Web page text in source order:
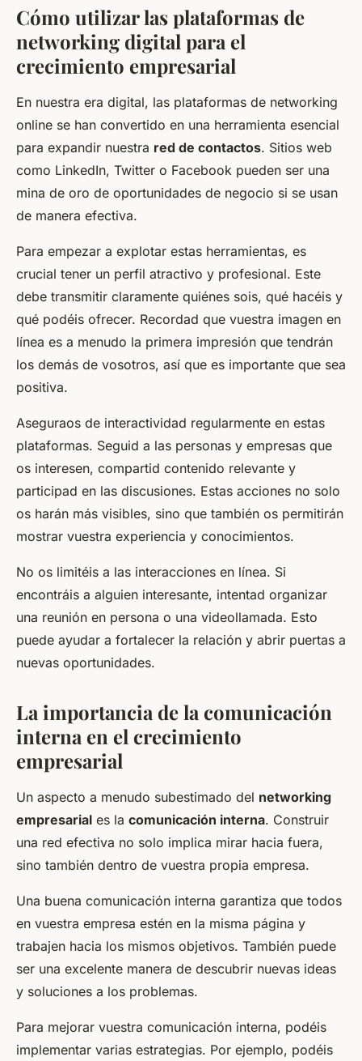
Cómo utilizar las plataformas de
networking digital para el
crecimiento empresarial
En nuestra era digital, las plataformas de networking
online se han convertido en una herramienta esencial
para expandir nuestra red de contactos. Sitios web
como LinkedIn, Twitter o Facebook pueden ser una
mina de oro de oportunidades de negocio si se usan
de manera efectiva.
Para empezar a explotar estas herramientas, es
crucial tener un perfil atractivo y profesional. Este
debe transmitir claramente quiénes sois, qué hacéis y
qué podéis ofrecer. Recordad que vuestra imagen en
línea es a menudo la primera impresión que tendrán
los demás de vosotros, así que es importante que sea
positiva.
Aseguraos de interactividad regularmente en estas
plataformas. Seguid a las personas y empresas que
os interesen, compartid contenido relevante y
participad en las discusiones. Estas acciones no solo
os harán más visibles, sino que también os permitirán
mostrar vuestra experiencia y conocimientos.
No os limitéis a las interacciones en línea. Si
encontráis a alguien interesante, intentad organizar
una reunión en persona o una videollamada. Esto
puede ayudar a fortalecer la relación y abrir puertas a
nuevas oportunidades.
La importancia de la comunicación
interna en el crecimiento
empresarial
Un aspecto a menudo subestimado del networking
empresarial es la comunicación interna. Construir
una red efectiva no solo implica mirar hacia fuera,
sino también dentro de vuestra propia empresa.
Una buena comunicación interna garantiza que todos
en vuestra empresa estén en la misma página y
trabajen hacia los mismos objetivos. También puede
ser una excelente manera de descubrir nuevas ideas
y soluciones a los problemas.
Para mejorar vuestra comunicación interna, podéis
implementar varias estrategias. Por ejemplo, podéis